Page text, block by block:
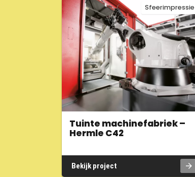
Sfeerimpressie
Tuinte machinefabriek –
Hermle C42
Bekijk project